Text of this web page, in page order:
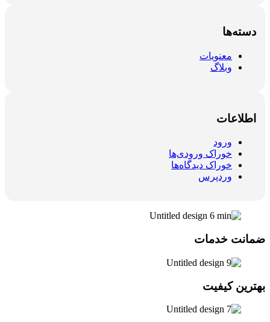
دسته‌ها
معنویات
وبلاگ
اطلاعات
ورود
خوراک ورودی‌ها
خوراک دیدگاه‌ها
وردپرس
ضمانت خدمات
بهترین کیفیت